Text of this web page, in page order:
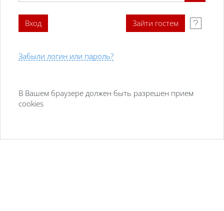
Забыли логин или пароль?
В Вашем браузере должен быть разрешен прием
cookies